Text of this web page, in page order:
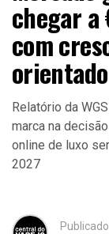
chegar
com
Relatório da
marca na
online de luxo
2027
Publicado